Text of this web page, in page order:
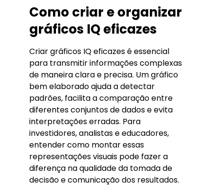
Como criar e organizar
gráficos IQ eficazes
Criar gráficos IQ eficazes é essencial
para transmitir informações complexas
de maneira clara e precisa. Um gráfico
bem elaborado ajuda a detectar
padrões, facilita a comparação entre
diferentes conjuntos de dados e evita
interpretações erradas. Para
investidores, analistas e educadores,
entender como montar essas
representações visuais pode fazer a
diferença na qualidade da tomada de
decisão e comunicação dos resultados.